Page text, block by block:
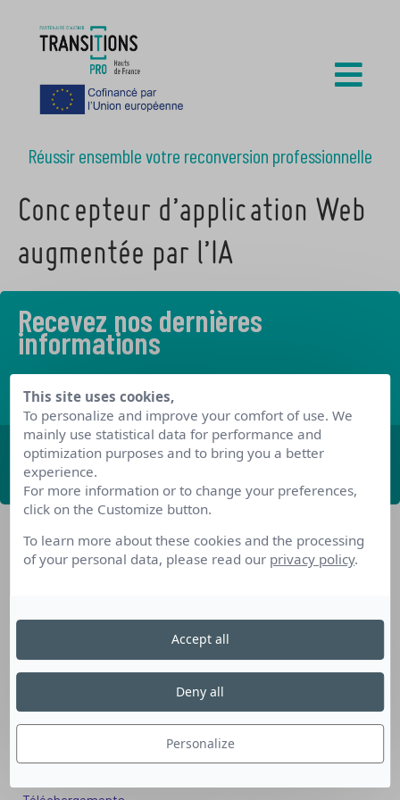
Réussir ensemble votre reconversion professionnelle
Concepteur d’application Web
augmentée par l’IA
Recevez nos dernières
informations
ABONNEZ-VOUS
Nos dispositifs pour se reconvertir
Nos solutions aux entreprises
Solution Seniors+
Nos services aux organismes de formation
This site uses cookies,
To personalize and improve your comfort of use. We
mainly use statistical data for performance and
optimization purposes and to bring you a better
experience.
For more information or to change your preferences,
click on the Customize button.
To learn more about these cookies and the processing
of your personal data, please read our privacy policy.
Personalize
Deny all
Accept all